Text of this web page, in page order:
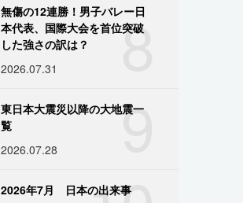
8
無傷の12連勝！男子バレー日
本代表、国際大会を首位突破
した強さの訳は？
2026.07.31
9
東日本大震災以降の大地震一
覧
2026.07.28
2026年7月 日本の出来事